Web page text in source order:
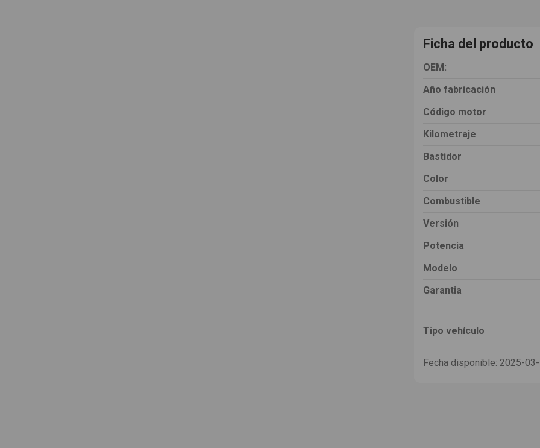
Ficha del producto
OEM:
Año fabricación
Código motor
Kilometraje
Bastidor
Color
Combustible
Versión
Potencia
Modelo
Garantia
Tipo vehículo
Fecha disponible: 2025-